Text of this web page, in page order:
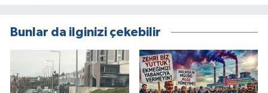
Bunlar da ilginizi çekebilir